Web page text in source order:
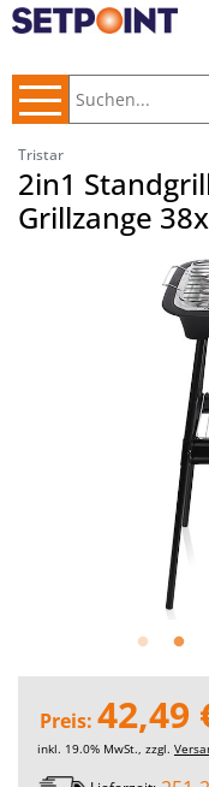
Tristar
2in1
Grillzange
Preis: 42,49
inkl. 19.0% MwSt., zzgl.